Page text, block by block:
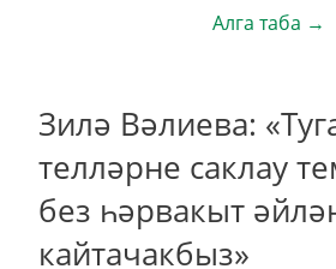
Алга таба →
Зилә Вәлиева:
телләрне саклау
без һәрвакыт
кайтачакбыз»